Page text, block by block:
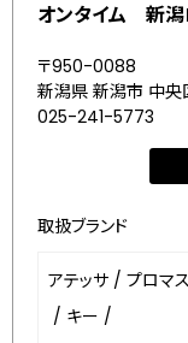
オンタイム 新潟
〒950-0088
新潟県 新潟市 中央
025-241-5773
取扱ブランド
アテッサ / プロマ
/ キー /